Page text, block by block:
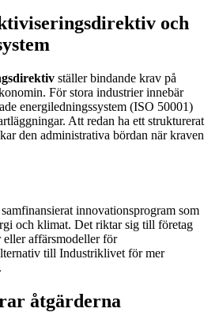
och
ställer bindande krav på
För stora industrier innebär
energiledningssystem (ISO 50001)
Att redan ha ett strukturerat
den administrativa bördan när kraven
innovationsprogram som
och klimat. Det riktar sig till företag
affärsmodeller för
till Industriklivet för mer
åtgärderna